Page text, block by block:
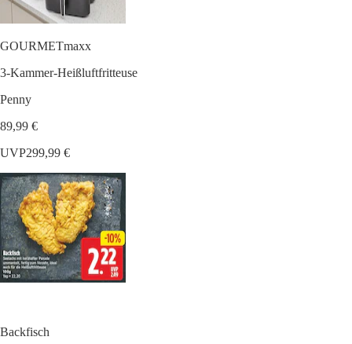
GOURMETmaxx
3-Kammer-Heißluftfritteuse
Penny
89,99 €
UVP299,99 €
Backfisch